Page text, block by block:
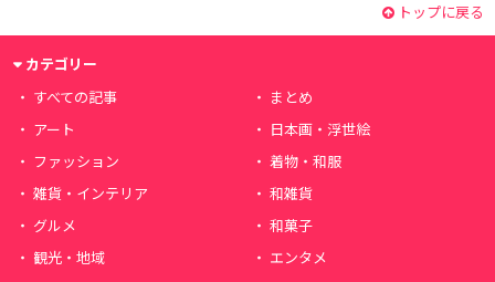
トップに戻る
カテゴリー
すべての記事
まとめ
アート
日本画・浮世絵
ファッション
着物・和服
雑貨・インテリア
和雑貨
グルメ
和菓子
観光・地域
エンタメ